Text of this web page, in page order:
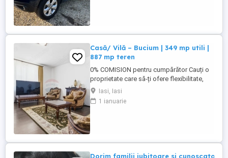
Casă/ Vilă – Bucium | 349 mp utili |
887 mp teren
0% COMISION pentru cumpărător Cauți o
proprietate care să-ți ofere flexibilitate,
spațiu și potențial real de dezvoltare?
Situată la doar 1 minut de Șoseaua
Bucium, pe Stradela Păun nr. 2, reprezintă
Iasi, Iasi
1 ianuarie
Dorim familii iubitoare si cunoscatori